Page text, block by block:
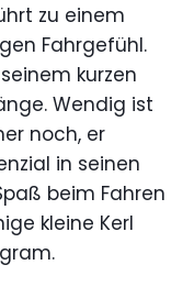
zu einem
Fahrgefühl.
kurzen
Wendig ist
noch, er
in seinen
beim Fahren
kleine Kerl